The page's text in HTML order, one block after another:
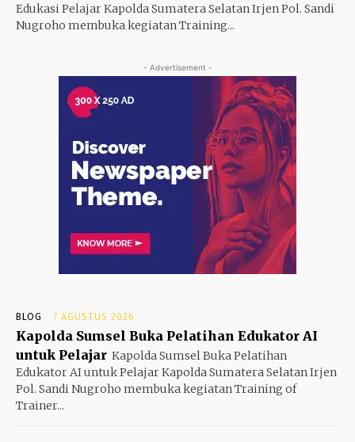
Edukasi Pelajar Kapolda Sumatera Selatan Irjen Pol. Sandi
Nugroho membuka kegiatan Training...
- Advertisement -
BLOG 7 AGUSTUS 2026
Kapolda Sumsel Buka Pelatihan Edukator AI
untuk Pelajar Kapolda Sumsel Buka Pelatihan
Edukator AI untuk Pelajar Kapolda Sumatera Selatan Irjen
Pol. Sandi Nugroho membuka kegiatan Training of
Trainer...